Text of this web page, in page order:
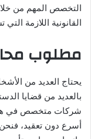
التخصص المهم من
القانونية اللازمة
مطلوب
يحتاج العديد من
بالعديد من قضايا
شركات متخصص في
أسرع دون تعقيد،